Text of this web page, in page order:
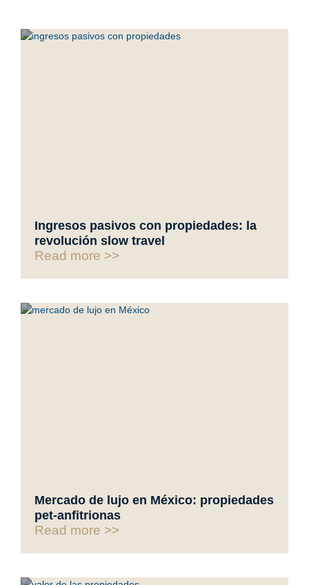
Ingresos pasivos con propiedades: la
revolución slow travel
Read more >>
Mercado de lujo en México: propiedades
pet-anfitrionas
Read more >>